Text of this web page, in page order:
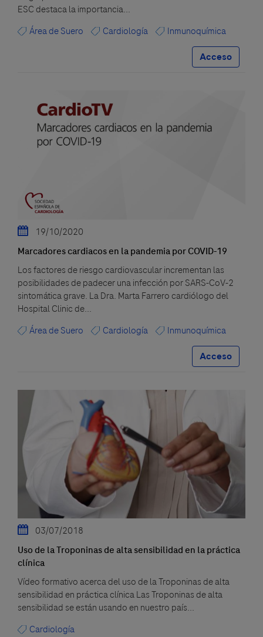
ESC destaca la importancia...
Área de Suero
Cardiología
Inmunoquímica
Acceso
19/10/2020
Marcadores cardiacos en la pandemia por COVID-19
Los factores de riesgo cardiovascular incrementan las
posibilidades de padecer una infección por SARS-CoV-2
sintomática grave. La Dra. Marta Farrero cardiólogo del
Hospital Clinic de...
Área de Suero
Cardiología
Inmunoquímica
Acceso
03/07/2018
Uso de la Troponinas de alta sensibilidad en la práctica
clínica
Vídeo formativo acerca del uso de la Troponinas de alta
sensibilidad en práctica clínica Las Troponinas de alta
sensibilidad se están usando en nuestro país...
Cardiología